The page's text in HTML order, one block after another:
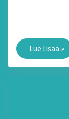
Lue lisää »